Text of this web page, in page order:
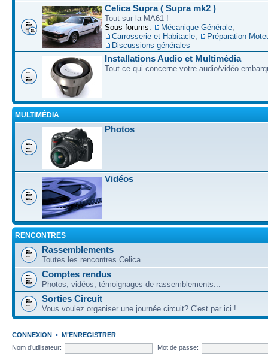
Celica Supra ( Supra mk2 )
Tout sur la MA61 !
Sous-forums:
Mécanique Générale
Carrosserie et Habitacle
Préparation
Discussions générales
Installations Audio et Multimédia
Tout ce qui concerne votre audio/vidéo
MULTIMÉDIA
Photos
Vidéos
RENCONTRES
Rassemblements
Toutes les rencontres Celica...
Comptes rendus
Photos, vidéos, témoignages de rassemblements...
Sorties Circuit
Vous voulez organiser une journée circuit? C'est par ici !
CONNEXION • M’ENREGISTRER
Nom d’utilisateur:
Mot de passe: